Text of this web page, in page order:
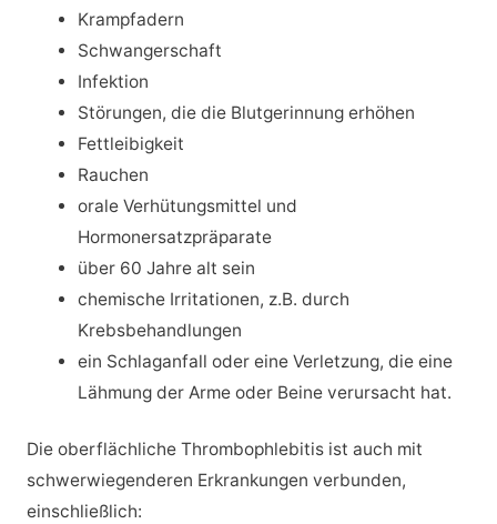
Krampfadern
Schwangerschaft
Infektion
Störungen, die die Blutgerinnung erhöhen
Fettleibigkeit
Rauchen
orale Verhütungsmittel und
Hormonersatzpräparate
über 60 Jahre alt sein
chemische Irritationen, z.B. durch
Krebsbehandlungen
ein Schlaganfall oder eine Verletzung, die eine
Lähmung der Arme oder Beine verursacht hat.
Die oberflächliche Thrombophlebitis ist auch mit
schwerwiegenderen Erkrankungen verbunden,
einschließlich: